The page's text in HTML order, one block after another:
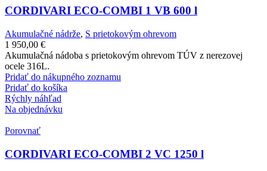
CORDIVARI ECO-COMBI 1 VB 600 l
Akumulačné nádrže, S prietokovým ohrevom
1 950,00 €
Akumulačná nádoba s prietokovým ohrevom TÚV z nerezovej
ocele 316L.
Pridať do nákupného zoznamu
Pridať do košíka
Rýchly náhľad
Na objednávku
Porovnať
CORDIVARI ECO-COMBI 2 VC 1250 l